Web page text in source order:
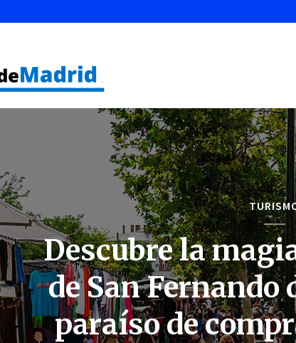
Descubre la
de San Fernando
paraíso de